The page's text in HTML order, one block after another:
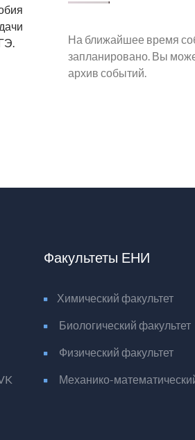
На ближайшее время
запланировано. Вы
архив событий.
Факультеты ЕНИ
Химический факультет
Биологический факультет
Физический факультет
Механико-